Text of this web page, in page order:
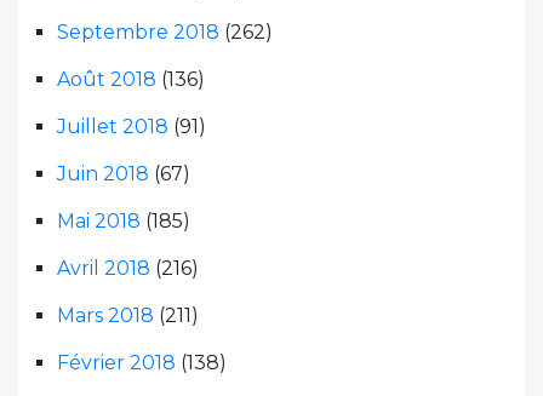
Septembre 2018 (262)
Août 2018 (136)
Juillet 2018 (91)
Juin 2018 (67)
Mai 2018 (185)
Avril 2018 (216)
Mars 2018 (211)
Février 2018 (138)